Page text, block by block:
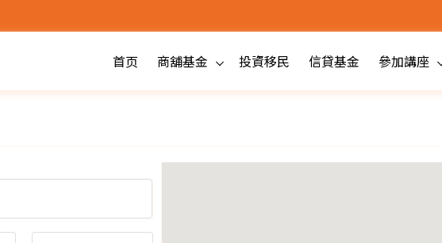
首页 商舖基金 投資移民 信貸基金 參加講座